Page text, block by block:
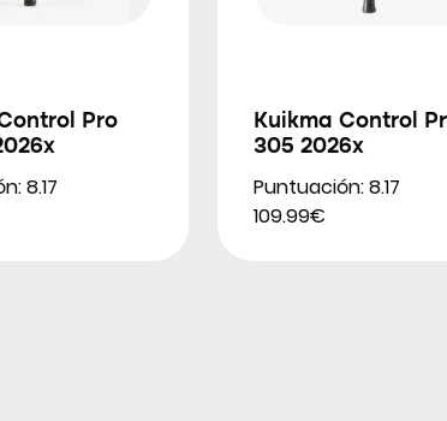
Pro
8.17
Kuikma Control
305 2026x
Puntuación: 8.17
109.99€